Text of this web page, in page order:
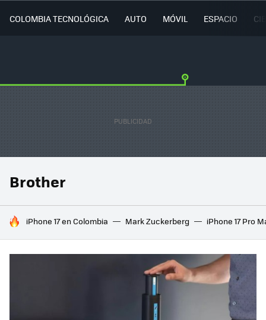
COLOMBIA TECNOLÓGICA AUTO MÓVIL ESPACIO
Brother
HOY SE HABLA DE
iPhone 17 en Colombia Mark Zuckerberg iPhone 17 Pro